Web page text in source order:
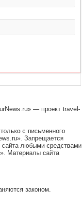
— проект travel-
с письменного
Запрещается
сайта любыми средствами
Материалы сайта
законом.